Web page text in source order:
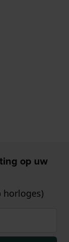
op uw
horloges)